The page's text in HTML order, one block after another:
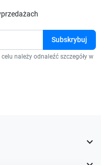
należy odnaleźć szczegóły w
